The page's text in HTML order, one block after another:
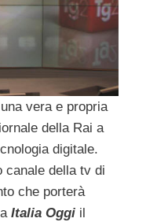
vera e propria
della Rai a
digitale.
canale della tv di
che porterà
Italia Oggi il